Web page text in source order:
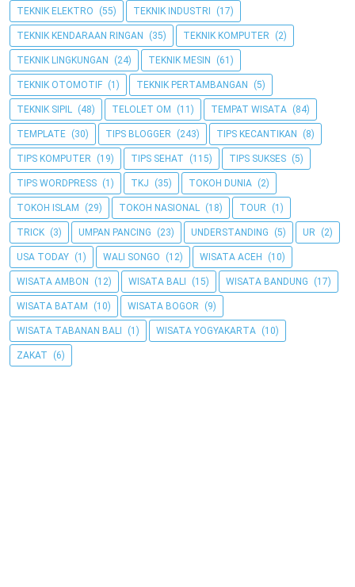
TEKNIK ELEKTRO (55) TEKNIK INDUSTRI (17)
TEKNIK KENDARAAN RINGAN (35) TEKNIK KOMPUTER (2)
TEKNIK LINGKUNGAN (24) TEKNIK MESIN (61)
TEKNIK OTOMOTIF (1) TEKNIK PERTAMBANGAN (5)
TEKNIK SIPIL (48) TELOLET OM (11) TEMPAT WISATA (84)
TEMPLATE (30) TIPS BLOGGER (243) TIPS KECANTIKAN (8)
TIPS KOMPUTER (19) TIPS SEHAT (115) TIPS SUKSES (5)
TIPS WORDPRESS (1) TKJ (35) TOKOH DUNIA (2)
TOKOH ISLAM (29) TOKOH NASIONAL (18) TOUR (1)
TRICK (3) UMPAN PANCING (23) UNDERSTANDING (5) UR (2)
USA TODAY (1) WALI SONGO (12) WISATA ACEH (10)
WISATA AMBON (12) WISATA BALI (15) WISATA BANDUNG (17)
WISATA BATAM (10) WISATA BOGOR (9)
WISATA TABANAN BALI (1) WISATA YOGYAKARTA (10)
ZAKAT (6)